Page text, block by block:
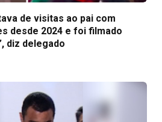
de visitas ao pai com
desde 2024 e foi filmado
diz delegado